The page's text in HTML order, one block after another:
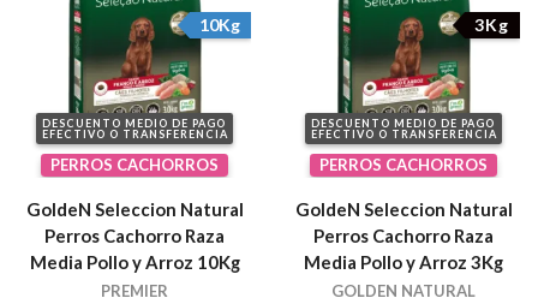
DESCUENTO MEDIO DE PAGO
EFECTIVO O TRANSFERENCIA
10Kg
PERROS CACHORROS
GoldeN Seleccion Natural
Perros Cachorro Raza
Media Pollo y Arroz 10Kg
PREMIER
DESCUENTO MEDIO DE PAGO
EFECTIVO O TRANSFERENCIA
3Kg
PERROS CACHORROS
GoldeN Seleccion Natural
Perros Cachorro Raza
Media Pollo y Arroz 3Kg
GOLDEN NATURAL